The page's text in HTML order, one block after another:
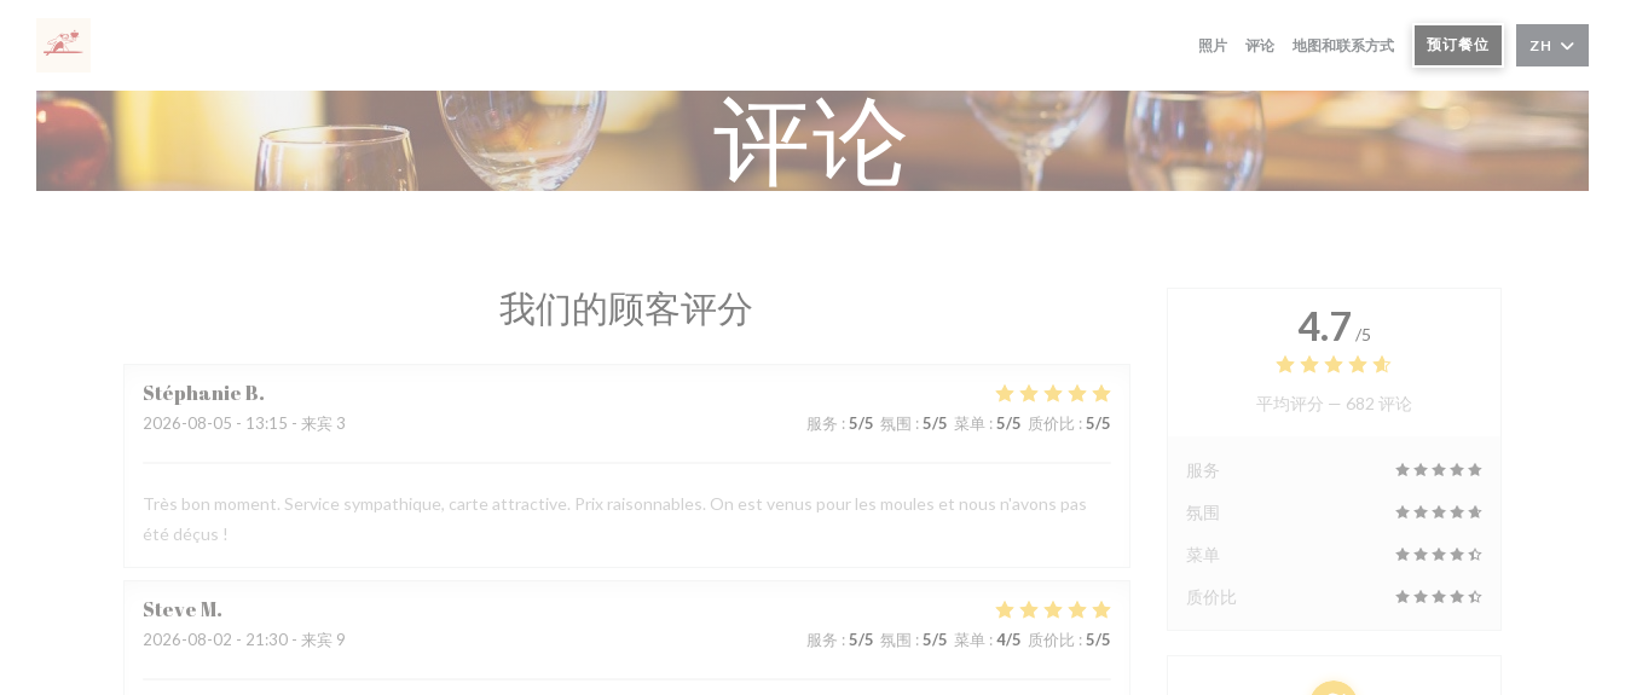
照片 评论 地图和联系方式 预订餐位 ZH
评论
我们的顾客评分
StéphanieB
2026-08-05 - 13:15 - 来宾 3 服务 : 5/5 氛围 : 5/5 菜单: 5/5 质价比 : 5/5
Très bon moment. Service sympathique, carte attractive. Prix raisonnables. On est venus pour les moules et nous n'avons pas
été déçus !
SteveM
2026-08-02 - 21:30 - 来宾 9 服务 : 5/5 氛围 : 5/5 菜单: 4/5 质价比 : 5/5
4.7 /5
平均评分 — 682 评论
服务
氛围
菜单
质价比